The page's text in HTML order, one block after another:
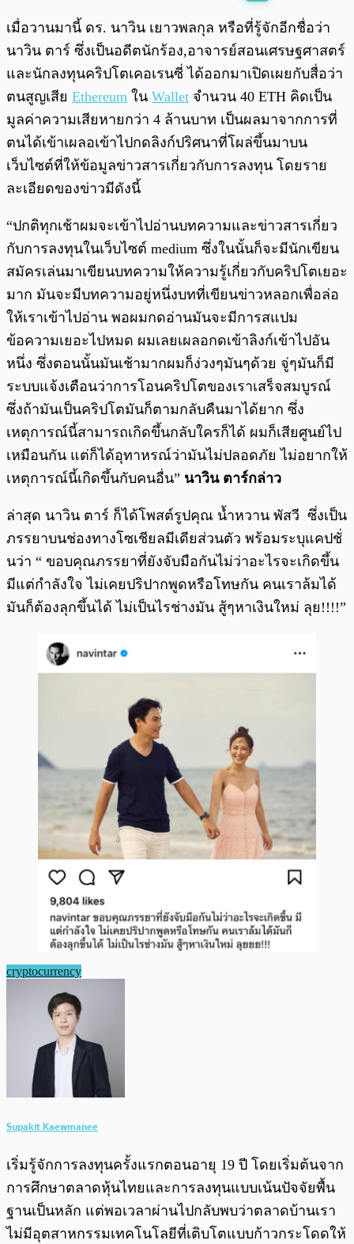
พร้อมเล่น 0:00/0:00
เมื่อวานมานี้ ดร. นาวิน เยาวพลกุล หรือที่รู้จักอีกชื่อว่า
นาวิน ตาร์ ซึ่งเป็นอดีตนักร้อง,อาจารย์สอนเศรษฐศาสตร์
และนักลงทุนคริปโตเคอเรนซี่ ได้ออกมาเปิดเผยกับสื่อว่า
ตนสูญเสีย Ethereum ใน Wallet จำนวน 40 ETH คิดเป็น
มูลค่าความเสียหายกว่า 4 ล้านบาท เป็นผลมาจากการที่
ตนได้เข้าเผลอเข้าไปกดลิงก์ปริศนาที่โผล่ขึ้นมาบน
เว็บไซต์ที่ให้ข้อมูลข่าวสารเกี่ยวกับการลงทุน โดยราย
ละเอียดของข่าวมีดังนี้
“ปกติทุกเช้าผมจะเข้าไปอ่านบทความและข่าวสารเกี่ยว
กับการลงทุนในเว็บไซต์ medium ซึ่งในนั้นก็จะมีนักเขียน
สมัครเล่นมาเขียนบทความให้ความรู้เกี่ยวกับคริปโตเยอะ
มาก มันจะมีบทความอยู่หนึ่งบทที่เขียนข่าวหลอกเพื่อล่อ
ให้เราเข้าไปอ่าน พอผมกดอ่านมันจะมีการสแปม
ข้อความเยอะไปหมด ผมเลยเผลอกดเข้าลิงก์เข้าไปอัน
หนึ่ง ซึ่งตอนนั้นมันเช้ามากผมก็ง่วงๆมันๆด้วย จู่ๆมันก็มี
ระบบแจ้งเตือนว่าการโอนคริปโตของเราเสร็จสมบูรณ์
ซึ่งถ้ามันเป็นคริปโตมันก็ตามกลับคืนมาได้ยาก ซึ่ง
เหตุการณ์นี้สามารถเกิดขึ้นกลับใครก็ได้ ผมก็เสียศูนย์ไป
เหมือนกัน แต่ก็ได้อุทาหรณ์ว่ามันไม่ปลอดภัย ไม่อยากให้
เหตุการณ์นี้เกิดขึ้นกับคนอื่น” นาวิน ตาร์กล่าว
ล่าสุด นาวิน ตาร์ ก็ได้โพสต์รูปคุณ น้ำหวาน พัสวี ซึ่งเป็น
ภรรยาบนช่องทางโซเชียลมีเดียส่วนตัว พร้อมระบุแคปชั่
นว่า “ ขอบคุณภรรยาที่ยังจับมือกันไม่ว่าอะไรจะเกิดขึ้น
มีแต่กำลังใจ ไม่เคยปริปากพูดหรือโทษกัน คนเราล้มได้
มันก็ต้องลุกขึ้นได้ ไม่เป็นไรช่างมัน สู้ๆหาเงินใหม่ ลุย!!!!”
cryptocurrency
Supakit Kaewmanee
เริ่มรู้จักการลงทุนครั้งแรกตอนอายุ 19 ปี โดยเริ่มต้นจาก
การศึกษาตลาดหุ้นไทยและการลงทุนแบบเน้นปัจจัยพื้น
ฐานเป็นหลัก แต่พอเวลาผ่านไปกลับพบว่าตลาดบ้านเรา
ไม่มีอุตสาหกรรมเทคโนโลยีที่เติบโตแบบก้าวกระโดดให้